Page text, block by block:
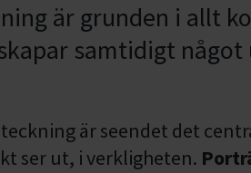
är grunden i allt
samtidigt något
är seendet det
ser ut, i verkligheten.